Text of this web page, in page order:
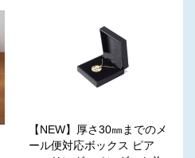
【NEW】厚さ30㎜までのメ
ール便対応ボックス ピア